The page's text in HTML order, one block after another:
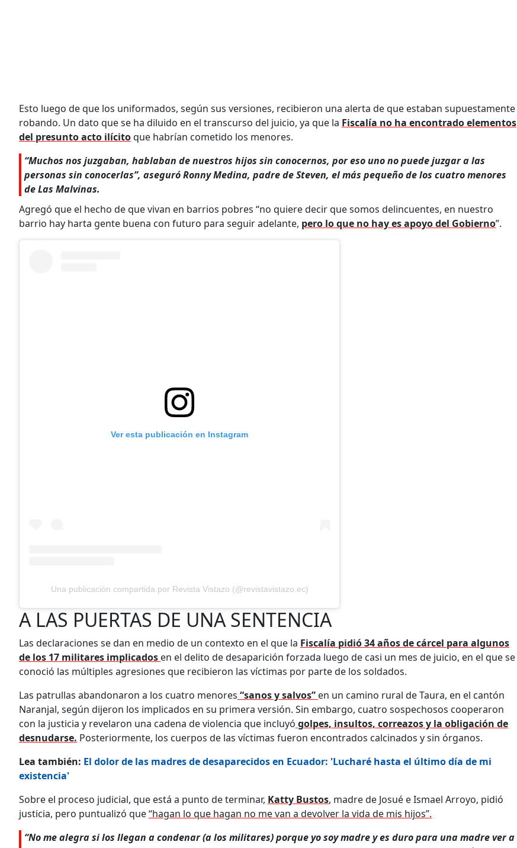
Esto luego de que los uniformados, según sus versiones, recibieron una alerta de que estaban supuestamente
robando. Un dato que se ha diluido en el transcurso del juicio, ya que la Fiscalía no ha encontrado elementos
del presunto acto ilícitoque habrían cometido los menores.
“Muchos nos juzgaban, hablaban de nuestros hijos sin conocernos, por eso uno no puede juzgar a las
personas sin conocerlas”, aseguró Ronny Medina, padre de Steven, el más pequeño de los cuatro menores
de Las Malvinas.
Agregó que el hecho de que vivan en barrios pobres “no quiere decir que somos delincuentes, en nuestro
barrio hay harta gente buena con futuro para seguir adelante, pero lo que no hay es apoyo del Gobierno”.
Ver esta publicación en Instagram
Una publicación compartida por Revista Vistazo (@revistavistazo.ec)
A LAS PUERTAS DE UNA SENTENCIA
Las declaraciones se dan en medio de un contexto en el que la Fiscalía pidió 34 años de cárcel para algunos
de los 17 militares implicados en el delito de desaparición forzada luego de casi un mes de juicio, en el que se
conoció las múltiples agresiones que recibieron las víctimas por parte de los soldados.
Las patrullas abandonaron a los cuatro menores “sanos y salvos” en un camino rural de Taura, en el cantón
Naranjal, según dijeron los implicados en su primera versión. Sin embargo, cuatro sospechosos cooperaron
con la justicia y revelaron una cadena de violencia que incluyó golpes, insultos, correazos y la obligación de
desnudarse. Posteriormente, los cuerpos de las víctimas fueron encontrados calcinados y sin órganos.
Lea también: El dolor de las madres de desaparecidos en Ecuador: 'Lucharé hasta el último día de mi
existencia'
Sobre el proceso judicial, que está a punto de terminar, Katty Bustos, madre de Josué e Ismael Arroyo, pidió
justicia, pero puntualizó que“hagan lo que hagan no me van a devolver la vida de mis hijos”.
“No me alegra si los llegan a condenar (a los militares) porque yo soy madre y es duro para una madre ver a